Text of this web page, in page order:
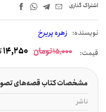
اشتراک‌ گذاری
نويسنده: زهره پریرخ
قیمت: 15,000تومان 14,250
مشخصات کتاب قصه‌های تصویری 1 (یک کرگدن،
ناشر